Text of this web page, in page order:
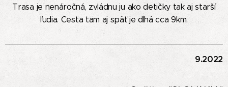
Trasa je nenáročná, zvládnu ju ako detičky tak aj starší
ľudia. Cesta tam aj späť je dlhá cca 9km.
9.2022